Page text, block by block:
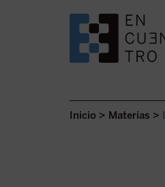
SALTAR AL
Inicio > Materias >